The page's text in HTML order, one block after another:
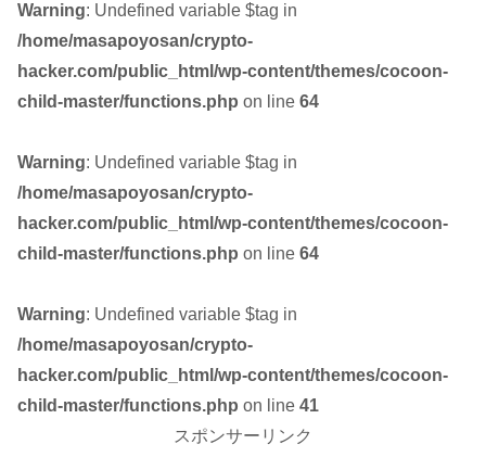
Warning: Undefined variable $tag in
/home/masapoyosan/crypto-
hacker.com/public_html/wp-content/themes/cocoon-
child-master/functions.php on line 64
Warning: Undefined variable $tag in
/home/masapoyosan/crypto-
hacker.com/public_html/wp-content/themes/cocoon-
child-master/functions.php on line 64
Warning: Undefined variable $tag in
/home/masapoyosan/crypto-
hacker.com/public_html/wp-content/themes/cocoon-
child-master/functions.php on line 41
スポンサーリンク